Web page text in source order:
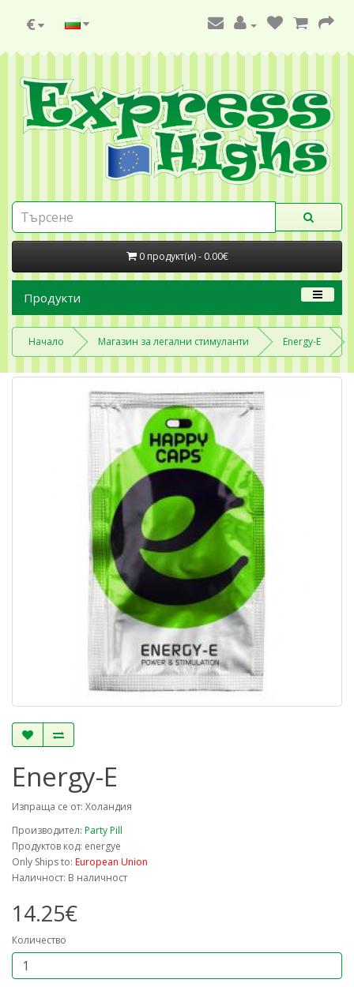
€
0 продукт(и) - 0.00€
Продукти
Начало Магазин за легални стимуланти Energy-E
Energy-E
Изпраща се от: Холандия
Производител: Party Pill
Продуктов код: energye
Only Ships to: European Union
Наличност: В наличност
14.25€
Количество